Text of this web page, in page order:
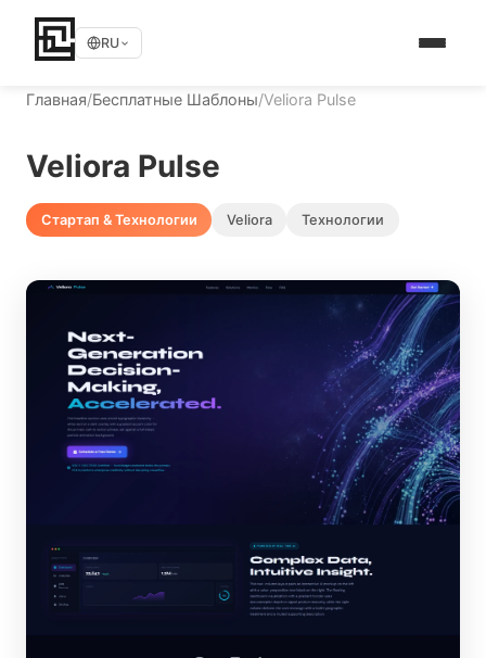
RU
Главная/Бесплатные Шаблоны/Veliora Pulse
Veliora Pulse
Стартап & Технологии Veliora Технологии